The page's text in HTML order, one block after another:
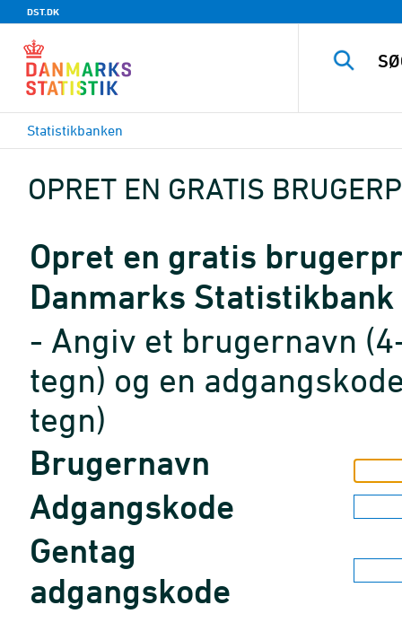
DST.DK
Statistikbanken
OPRET EN GRATIS
Opret en gratis
Danmarks Statistikbank
- Angiv et brugernavn
tegn) og en
tegn)
Brugernavn
Adgangskode
Gentag
adgangskode